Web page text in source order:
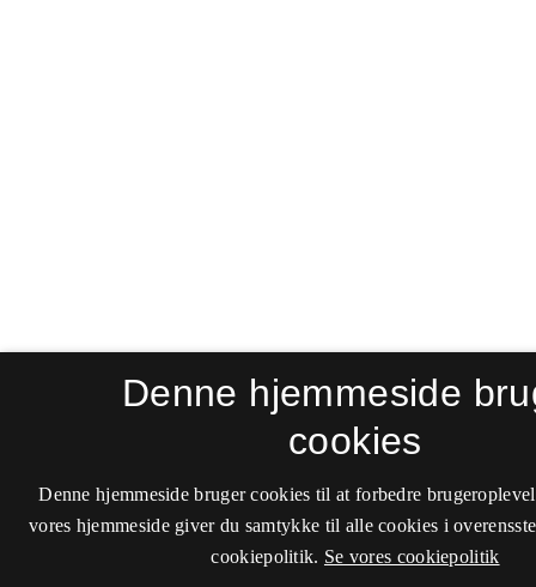
Denne hjemmeside
cookies
Denne hjemmeside bruger cookies til at forbedre
vores hjemmeside giver du samtykke til alle cookies i
cookiepolitik. Se vores cookiepolitik